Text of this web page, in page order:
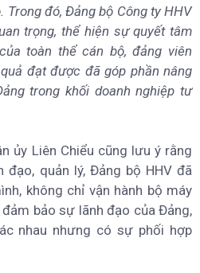
đó, Đảng bộ Công ty HHV
trọng, thể hiện sự quyết tâm
toàn thể cán bộ, đảng viên
đạt được đã góp phần nâng
trong khối doanh nghiệp tư
ủy Liên Chiểu cũng lưu ý rằng
quản lý, Đảng bộ HHV đã
không chỉ vận hành bộ máy
bảo sự lãnh đạo của Đảng,
nhau nhưng có sự phối hợp